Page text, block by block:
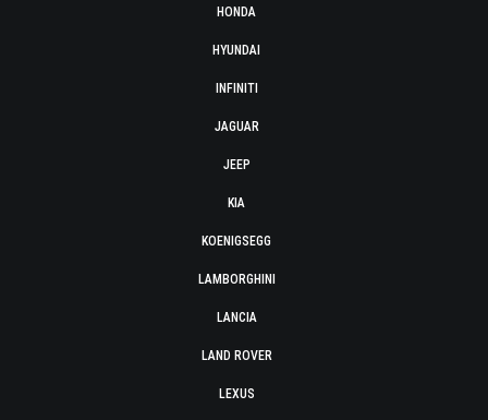
HONDA
HYUNDAI
INFINITI
JAGUAR
JEEP
KIA
KOENIGSEGG
LAMBORGHINI
LANCIA
LAND ROVER
LEXUS